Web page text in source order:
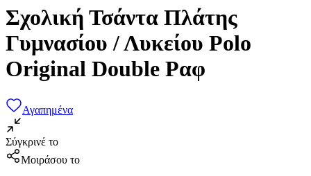
Σχολική Τσάντα Πλάτης
Γυμνασίου / Λυκείου Polo
Original Double Ραφ
Αγαπημένα
Σύγκρινέ το
Μοιράσου το